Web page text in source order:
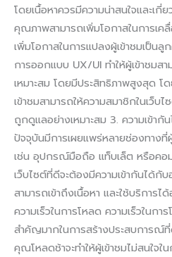
โดยเนื้อหาควรมีความน่าสนใจและเกี่
คุณภาพสามารถเพิ่มโอกาสในการเค
เพิ่มโอกาสในการแปลงผู้เข้าชมเป็น
การออกแบบ UX/UI ทำให้ผู้เข้าชมส
เหมาะสม โดยมีประสิทธิภาพสูงสุด โ
เข้าชมสามารถให้ความสมาชิกในเว็บ
ถูกดูแลอย่างเหมาะสม 3. ความเข้า
ปัจจุบันมีการเผยแพร่หลายช่องทางที่
เช่น อุปกรณ์มือถือ แท็บเล็ต หรือคอ
เว็บไซต์ที่ดีจะต้องมีความเข้ากันได้
สามารถเข้าถึงเนื้อหา และใช้บริการไ
ความเร็วในการโหลด ความเร็วในก
สำคัญมากในการสร้างประสบการณ์ที่
คุณโหลดช้าจะทำให้ผู้เข้าชมไม่สนใจใ